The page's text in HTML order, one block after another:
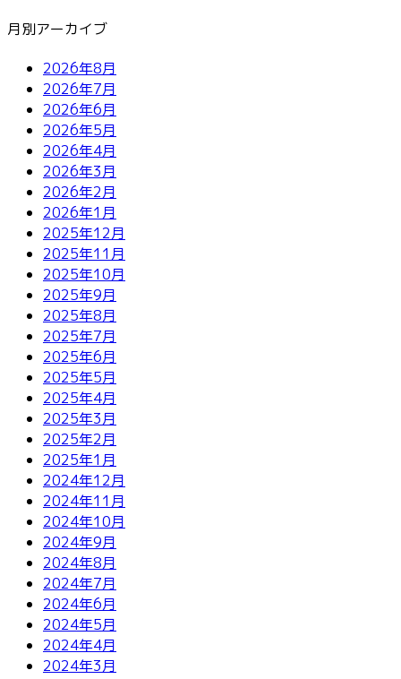
月別アーカイブ
2026年8月
2026年7月
2026年6月
2026年5月
2026年4月
2026年3月
2026年2月
2026年1月
2025年12月
2025年11月
2025年10月
2025年9月
2025年8月
2025年7月
2025年6月
2025年5月
2025年4月
2025年3月
2025年2月
2025年1月
2024年12月
2024年11月
2024年10月
2024年9月
2024年8月
2024年7月
2024年6月
2024年5月
2024年4月
2024年3月